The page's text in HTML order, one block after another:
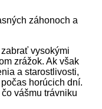
vysokými
zrážok. Ak však
a starostlivosti,
horúcich dní.
vášmu trávniku